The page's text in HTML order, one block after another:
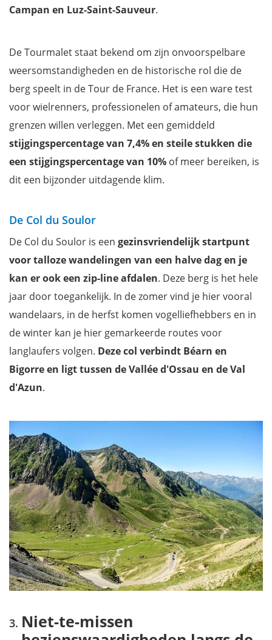
Campan en Luz-Saint-Sauveur.
De Tourmalet staat bekend om zijn onvoorspelbare
weersomstandigheden en de historische rol die de
berg speelt in de Tour de France. Het is een ware test
voor wielrenners, professionelen of amateurs, die hun
grenzen willen verleggen. Met een gemiddeld
stijgingspercentage van 7,4% en steile stukken die
een stijgingspercentage van 10% of meer bereiken, is
dit een bijzonder uitdagende klim.
De Col du Soulor
De Col du Soulor is een gezinsvriendelijk startpunt
voor talloze wandelingen van een halve dag en je
kan er ook een zip-line afdalen. Deze berg is het hele
jaar door toegankelijk. In de zomer vind je hier vooral
wandelaars, in de herfst komen vogelliefhebbers en in
de winter kan je hier gemarkeerde routes voor
langlaufers volgen. Deze col verbindt Béarn en
Bigorre en ligt tussen de Vallée d'Ossau en de Val
d'Azun.
Niet-te-missen